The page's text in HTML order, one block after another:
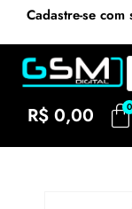
Cadastre-se
R$ 0,00